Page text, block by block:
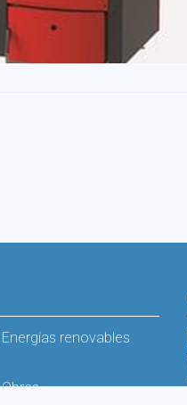
Energías renovables
Obras